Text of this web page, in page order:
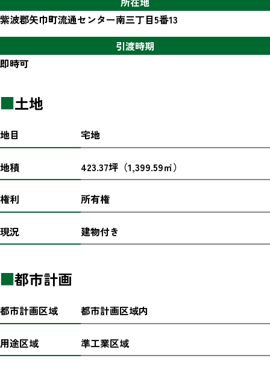
紫波郡矢巾町流通センター南三丁目5番13
引渡時期
即時可
■土地
地目 宅地
地積 423.37坪（1,399.59㎡）
権利 所有権
現況 建物付き
■都市計画
都市計画区域 都市計画区域内
用途区域 準工業区域